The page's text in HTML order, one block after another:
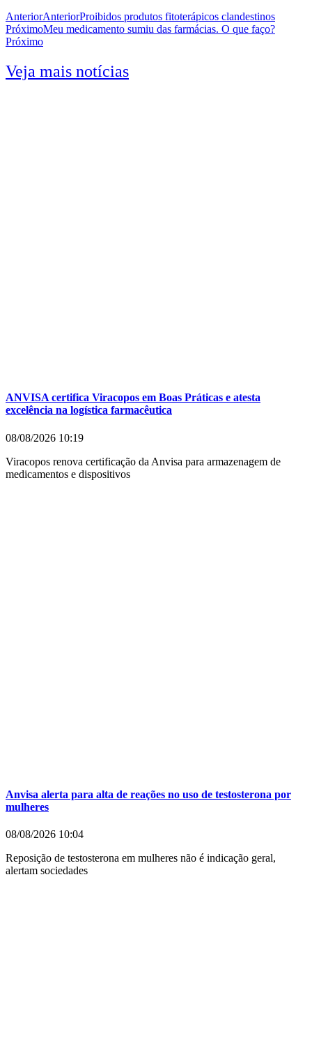
AnteriorAnteriorProibidos produtos fitoterápicos clandestinos
PróximoMeu medicamento sumiu das farmácias. O que faço?
Próximo
Veja mais notícias
ANVISA certifica Viracopos em Boas Práticas e atesta
excelência na logística farmacêutica
08/08/2026 10:19
Viracopos renova certificação da Anvisa para armazenagem de
medicamentos e dispositivos
Anvisa alerta para alta de reações no uso de testosterona por
mulheres
08/08/2026 10:04
Reposição de testosterona em mulheres não é indicação geral,
alertam sociedades